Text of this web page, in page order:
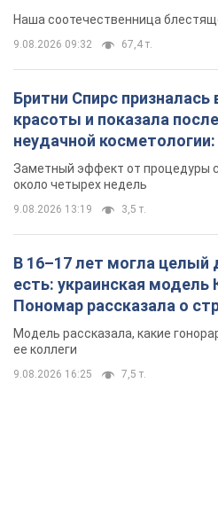
Видео
Наша соотечественница
9.08.2026 09:32 67,4 т.
Бритни Спирс призналась
красоты и показала
неудачной
так почти месяц
Заметный эффект от процедуры
около четырех недель
9.08.2026 13:19 3,5 т.
В 16–17 лет могла целый
есть: украинская модель
Пономар рассказала о
стороне модельной
Модель рассказала, какие
ее коллеги
9.08.2026 16:25 7,5 т.